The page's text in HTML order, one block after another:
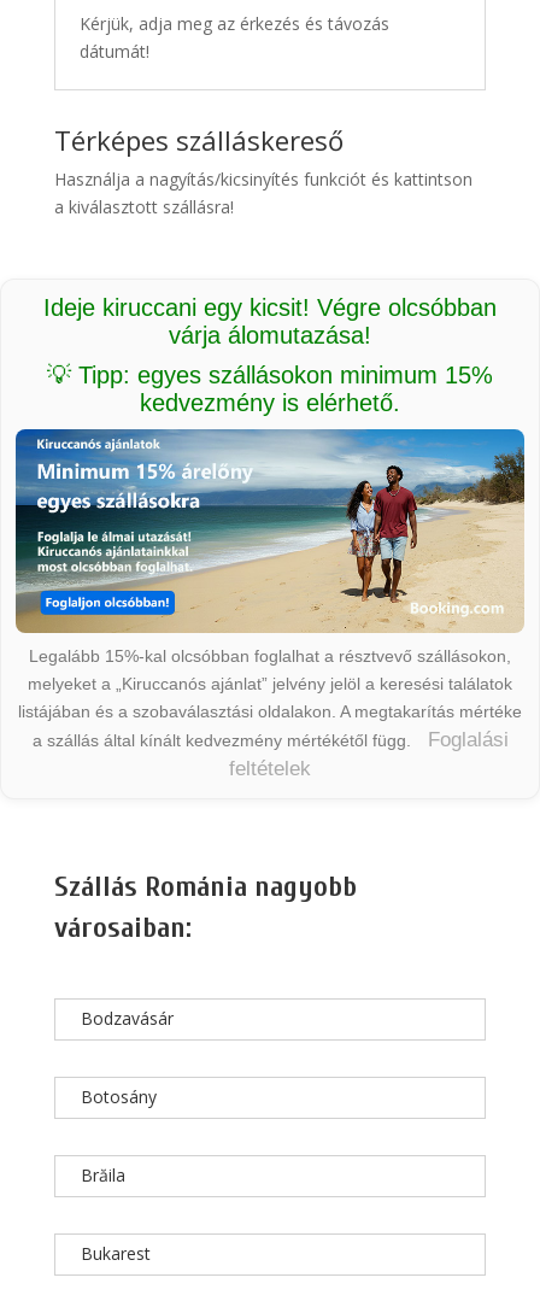
Kérjük, adja meg az érkezés és távozás
dátumát!
Térképes szálláskereső
Használja a nagyítás/kicsinyítés funkciót és kattintson
a kiválasztott szállásra!
Ideje kiruccani egy kicsit! Végre olcsóbban
várja álomutazása!
💡 Tipp: egyes szállásokon minimum 15%
kedvezmény is elérhető.
Legalább 15%-kal olcsóbban foglalhat a résztvevő szállásokon,
melyeket a „Kiruccanós ajánlat” jelvény jelöl a keresési találatok
listájában és a szobaválasztási oldalakon. A megtakarítás mértéke
a szállás által kínált kedvezmény mértékétől függ.
Foglalási
feltételek
Szállás Románia nagyobb
városaiban:
Bodzavásár
Botosány
Brăila
Bukarest